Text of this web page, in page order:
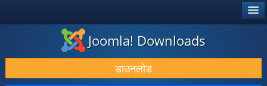
डाउनलोड करें और बढ़ाएं
खोजें और जानें
Joomla! Downloads
डाउनलोड